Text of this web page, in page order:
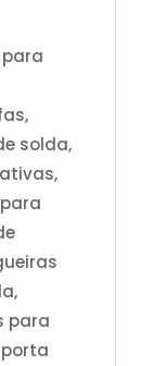
solda,
para